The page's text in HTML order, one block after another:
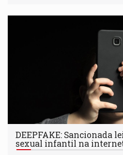
DEEPFAKE: Sancionada
sexual infantil na